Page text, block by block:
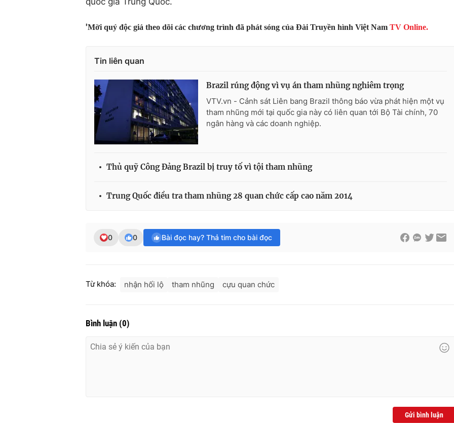
'Mời quý độc giả theo dõi các chương trình đã phát sóng của Đài Truyền hình Việt Nam TV Online.
Tin liên quan
Brazil rúng động vì vụ án tham nhũng nghiêm trọng
VTV.vn - Cảnh sát Liên bang Brazil thông báo vừa phát hiện một vụ
tham nhũng mới tại quốc gia này có liên quan tới Bộ Tài chính, 70
ngân hàng và các doanh nghiệp.
Thủ quỹ Công Đảng Brazil bị truy tố vì tội tham nhũng
Trung Quốc điều tra tham nhũng 28 quan chức cấp cao năm 2014
0 0 Bài đọc hay? Thả tim cho bài đọc
Từ khóa: nhận hối lộ tham nhũng cựu quan chức
Bình luận (0)
Gửi bình luận